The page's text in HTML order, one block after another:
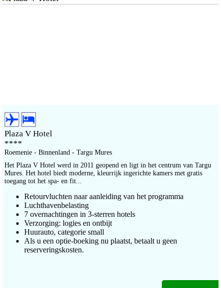
Plaza V Hotel
****
Roemenie - Binnenland - Targu Mures
Het Plaza V Hotel werd in 2011 geopend en ligt in het centrum van Targu
Mures. Het hotel biedt moderne, kleurrijk ingerichte kamers met gratis
toegang tot het spa- en fit...
Retourvluchten naar aanleiding van het programma
Luchthavenbelasting
7 overnachtingen in 3-sterren hotels
Verzorging: logies en ontbijt
Huurauto, categorie small
Als u een optie-boeking nu plaatst, betaalt u geen
reserveringskosten.